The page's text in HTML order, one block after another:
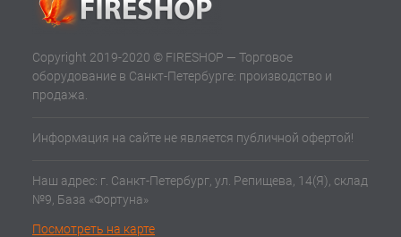
Copyright 2019-2020 © FIRESHOP — Торговое
оборудование в Санкт-Петербурге: производство и
продажа.
Информация на сайте не является публичной офертой!
Наш адрес: г. Санкт-Петербург, ул. Репищева, 14(Я), склад
№9, База «Фортуна»
Посмотреть на карте